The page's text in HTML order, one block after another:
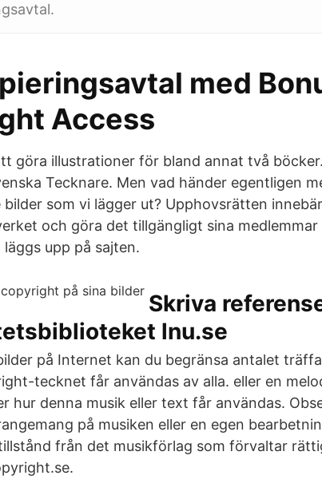
med
Access
göra illustrationer för bland annat två
Tecknare. Men vad händer egentligen
som vi lägger ut? Upphovsrätten
och göra det tillgängligt sina
läggs upp på sajten.
Skriva
lnu.se
på Internet kan du begränsa antalet
tecknet får användas av alla. eller en
hur denna musik eller text får användas.
på musiken eller en egen
från det musikförlag som förvaltar